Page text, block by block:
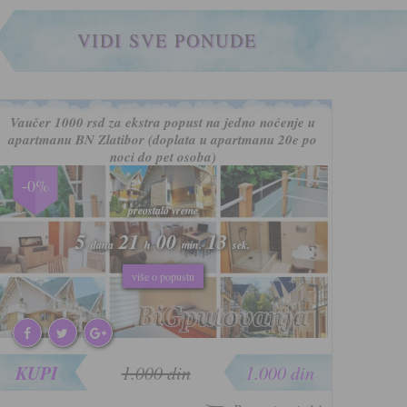
VIDI SVE PONUDE
Vaučer 1000 rsd za ekstra popust na jedno noćenje u
apartmanu BN Zlatibor (doplata u apartmanu 20e po
noci do pet osoba)
-0%
preostalo vreme
5dana 21h 00min. 10sek.
više o popustu
preostalo vreme
5dana 21h 00min. 10sek.
više o popustu
KUPI 1.000 din 1.000 din